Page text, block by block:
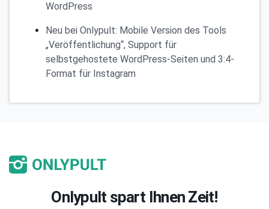
WordPress
Neu bei Onlypult: Mobile Version des Tools
„Veröffentlichung“, Support für
selbstgehostete WordPress-Seiten und 3:4-
Format für Instagram
Onlypult spart Ihnen Zeit!